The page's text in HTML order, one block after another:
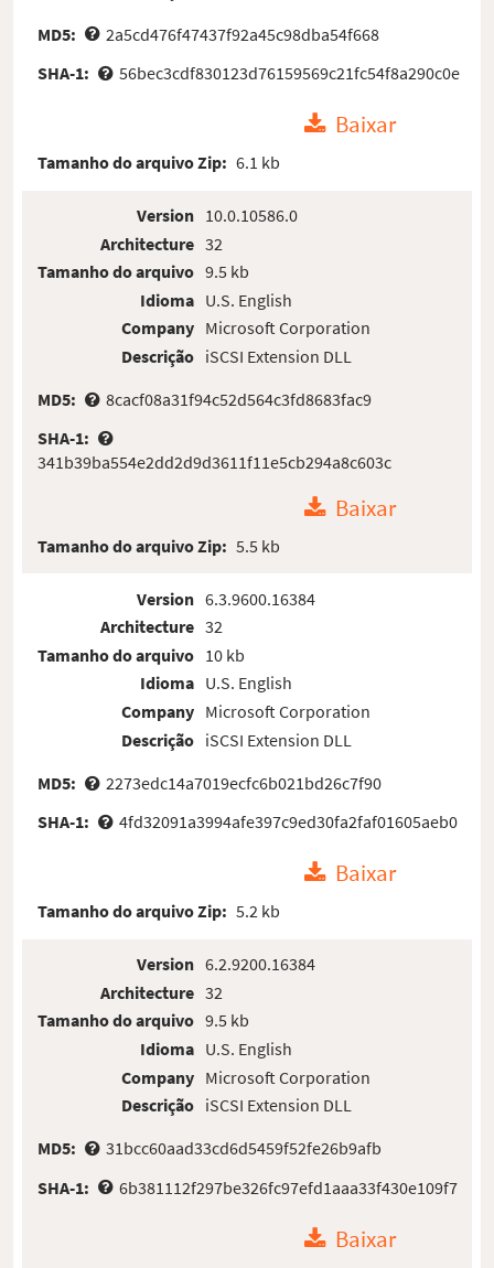
MD5:
2a5cd476f47437f92a45c98dba54f668
SHA-1:
56bec3cdf830123d76159569c21fc54f8a290c0e
Baixar
Tamanho do arquivo Zip: 6.1 kb
Version
Architecture
Tamanho do arquivo
Idioma
Company
Descrição
10.0.10586.0
32
9.5 kb
U.S. English
Microsoft Corporation
iSCSI Extension DLL
MD5:
8cacf08a31f94c52d564c3fd8683fac9
SHA-1:
341b39ba554e2dd2d9d3611f11e5cb294a8c603c
Baixar
Tamanho do arquivo Zip: 5.5 kb
Version
Architecture
Tamanho do arquivo
Idioma
Company
Descrição
6.3.9600.16384
32
10 kb
U.S. English
Microsoft Corporation
iSCSI Extension DLL
MD5:
2273edc14a7019ecfc6b021bd26c7f90
SHA-1:
4fd32091a3994afe397c9ed30fa2faf01605aeb0
Baixar
Tamanho do arquivo Zip: 5.2 kb
Version
Architecture
Tamanho do arquivo
Idioma
Company
Descrição
6.2.9200.16384
32
9.5 kb
U.S. English
Microsoft Corporation
iSCSI Extension DLL
MD5:
31bcc60aad33cd6d5459f52fe26b9afb
SHA-1:
6b381112f297be326fc97efd1aaa33f430e109f7
Baixar